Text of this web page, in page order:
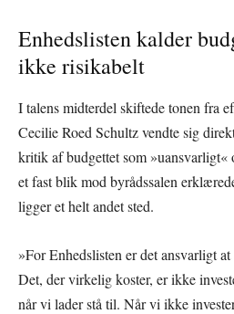
Enhedslisten kalder
ikke risikabelt
I talens midterdel skiftede tonen fra
Cecilie Roed Schultz vendte sig
kritik af budgettet som
et fast blik mod byrådssalen
ligger et helt andet sted.
»For Enhedslisten er det ansvarligt
Det, der virkelig koster, er ikke
når vi lader stå til. Når vi ikke